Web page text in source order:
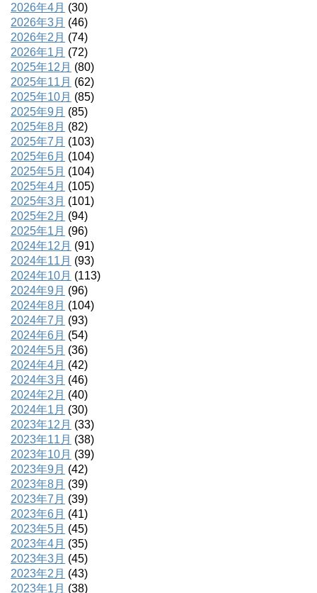
2026年4月 (30)
2026年3月 (46)
2026年2月 (74)
2026年1月 (72)
2025年12月 (80)
2025年11月 (62)
2025年10月 (85)
2025年9月 (85)
2025年8月 (82)
2025年7月 (103)
2025年6月 (104)
2025年5月 (104)
2025年4月 (105)
2025年3月 (101)
2025年2月 (94)
2025年1月 (96)
2024年12月 (91)
2024年11月 (93)
2024年10月 (113)
2024年9月 (96)
2024年8月 (104)
2024年7月 (93)
2024年6月 (54)
2024年5月 (36)
2024年4月 (42)
2024年3月 (46)
2024年2月 (40)
2024年1月 (30)
2023年12月 (33)
2023年11月 (38)
2023年10月 (39)
2023年9月 (42)
2023年8月 (39)
2023年7月 (39)
2023年6月 (41)
2023年5月 (45)
2023年4月 (35)
2023年3月 (45)
2023年2月 (43)
2023年1月 (38)